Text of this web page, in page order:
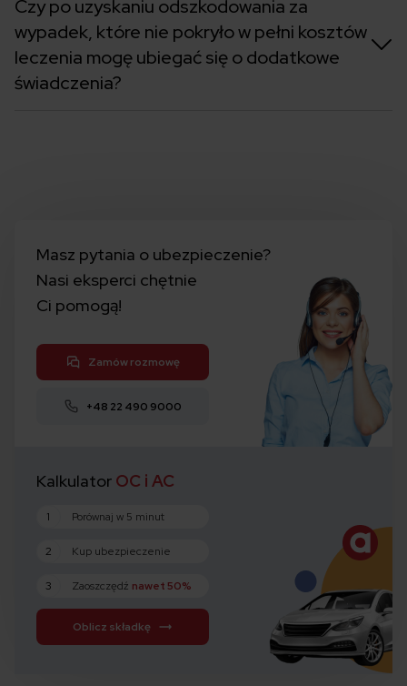
Czy po uzyskaniu odszkodowania za
wypadek, które nie pokryło w pełni kosztów
leczenia mogę ubiegać się o dodatkowe
świadczenia?
Masz pytania o ubezpieczenie?
Nasi eksperci chętnie
Ci pomogą!
Zamów rozmowę
+48 22 490 9000
Kalkulator OC i AC
1 Porównaj w 5 minut
2 Kup ubezpieczenie
3 Zaoszczędź nawet 50%
Oblicz składkę